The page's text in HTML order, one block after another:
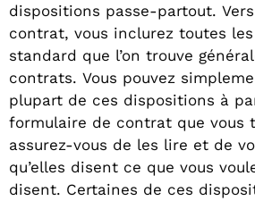
dispositions passe-partout.
contrat, vous inclurez toutes
standard que l’on trouve
contrats. Vous pouvez
plupart de ces dispositions à
formulaire de contrat que vous
assurez-vous de les lire et de
qu’elles disent ce que vous
disent. Certaines de ces